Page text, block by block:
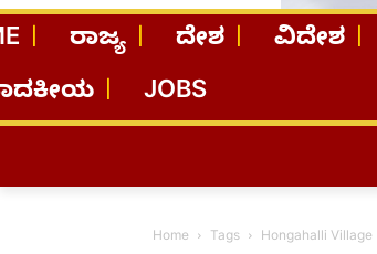
ರಾಜ್ಯ ದೇಶ ವಿದೇಶ
JOBS
Home Tags Hongahalli Village